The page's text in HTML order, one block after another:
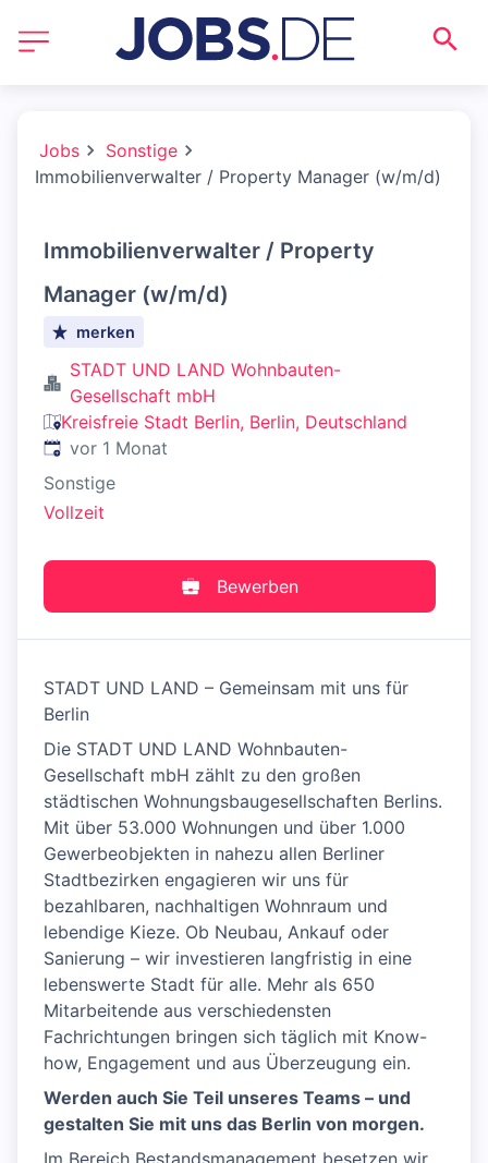
Jobs
Sonstige
Immobilienverwalter / Property Manager (w/m/d)
Immobilienverwalter / Property
Manager (w/m/d)
merken
STADT UND LAND Wohnbauten-
Gesellschaft mbH
Kreisfreie Stadt Berlin, Berlin, Deutschland
Veröffentlicht:
vor 1 Monat
Sonstige
Vollzeit
Bewerben
STADT UND LAND – Gemeinsam mit uns für
Berlin
Die STADT UND LAND Wohnbauten-
Gesellschaft mbH zählt zu den großen
städtischen Wohnungsbaugesellschaften Berlins.
Mit über 53.000 Wohnungen und über 1.000
Gewerbeobjekten in nahezu allen Berliner
Stadtbezirken engagieren wir uns für
bezahlbaren, nachhaltigen Wohnraum und
lebendige Kieze. Ob Neubau, Ankauf oder
Sanierung – wir investieren langfristig in eine
lebenswerte Stadt für alle. Mehr als 650
Mitarbeitende aus verschiedensten
Fachrichtungen bringen sich täglich mit Know-
how, Engagement und aus Überzeugung ein.
Werden auch Sie Teil unseres Teams – und
gestalten Sie mit uns das Berlin von morgen.